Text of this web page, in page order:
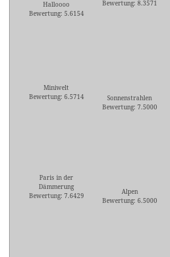
Halloooo
Bewertung: 5.6154
Bewertung: 8.3571
Miniwelt
Bewertung: 6.5714
Sonnenstrahlen
Bewertung: 7.5000
Paris in der
Dämmerung
Bewertung: 7.6429
Alpen
Bewertung: 6.5000